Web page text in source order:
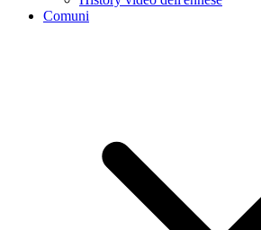
Comuni